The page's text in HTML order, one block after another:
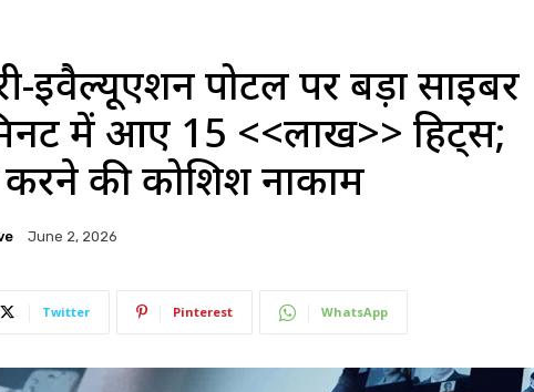
इवैल्यूएशन पोर्टल पर बड़ा साइबर
में आए 15 <<लाख>> हिट्स;
की कोशिश नाकाम
June 2, 2026
Twitter Pinterest WhatsApp